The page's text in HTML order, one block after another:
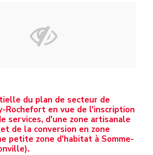
du plan de secteur de
Rochefort en vue de l'inscription
services, d'une zone artisanale
et de la conversion en zone
petite zone d'habitat à Somme-